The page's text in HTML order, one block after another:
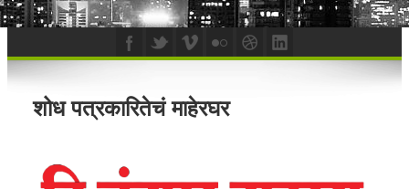
शोध पत्रकारितेचं माहेरघर